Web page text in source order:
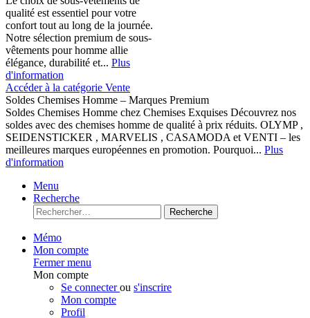
qualité est essentiel pour votre
confort tout au long de la journée.
Notre sélection premium de sous-
vêtements pour homme allie
élégance, durabilité et... Plus
d'information
Accéder à la catégorie Vente
Soldes Chemises Homme – Marques Premium
Soldes Chemises Homme chez Chemises Exquises Découvrez nos
soldes avec des chemises homme de qualité à prix réduits. OLYMP ,
SEIDENSTICKER , MARVELIS , CASAMODA et VENTI – les
meilleures marques européennes en promotion. Pourquoi... Plus
d'information
Menu
Recherche
Recherche
Mémo
Mon compte
Fermer menu
Mon compte
Se connecterou s'inscrire
Mon compte
Profil